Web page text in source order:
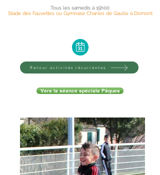
Tous les samedis à 15h00
Stade des Fauvettes ou Gymnase Charles de Gaulle à Domont
Retour activités récurrentes
Vers la séance spéciale Pâques